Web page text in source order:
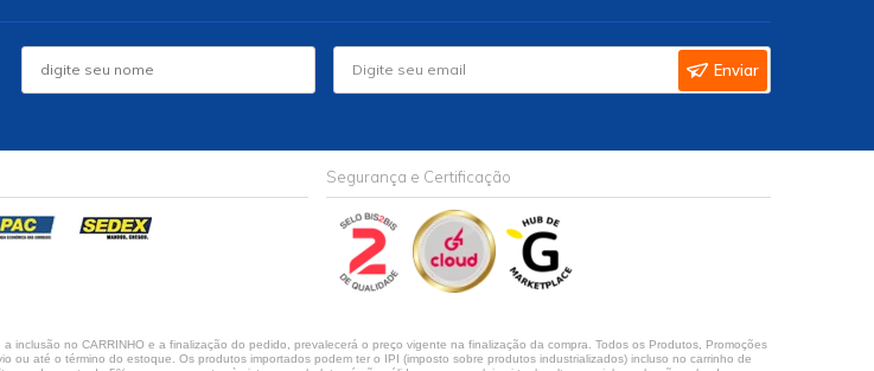
Enviar
Segurança e Certificação
no CARRINHO e a finalização do pedido, prevalecerá o preço vigente na finalização da compra. Todos os Produtos, Promoções
ou até o término do estoque. Os produtos importados podem ter o IPI (imposto sobre produtos industrializados) incluso no carrinho de